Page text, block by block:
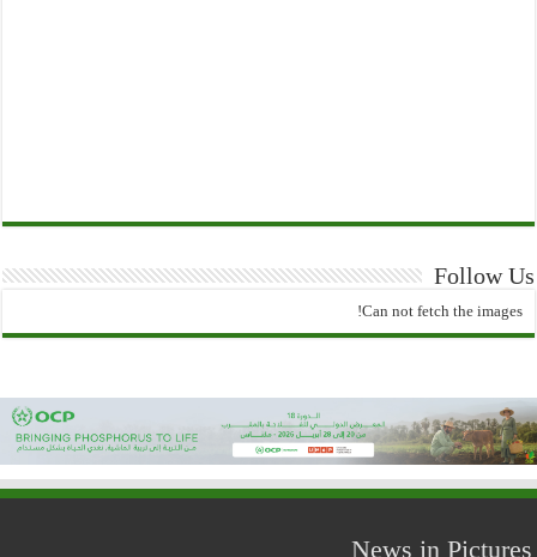
Follow Us
Can not fetch the images!
News in Pictures